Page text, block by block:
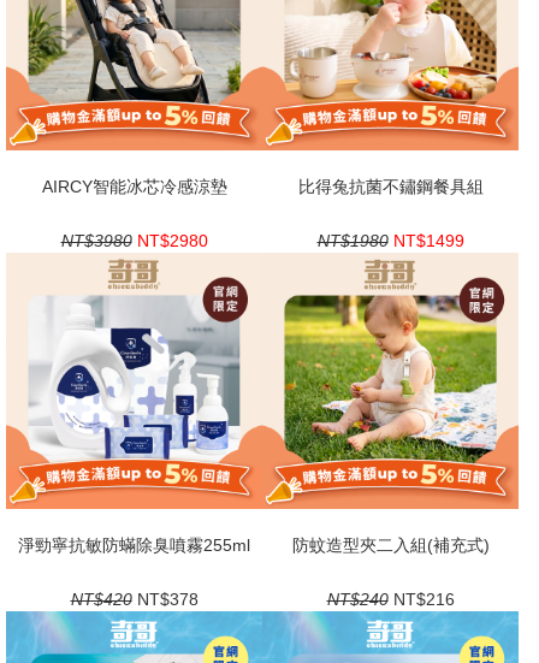
AIRCY智能冰芯冷感涼墊
NT$3980 NT$2980
比得兔抗菌不鏽鋼餐具組
NT$1980 NT$1499
淨勁寧抗敏防蟎除臭噴霧255ml
NT$420 NT$378
防蚊造型夾二入組(補充式)
NT$240 NT$216